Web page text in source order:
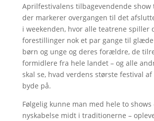
Aprilfestivalens tilbagevendende show
der markerer overgangen til det
i weekenden, hvor alle teatrene spiller
forestillinger nok et par gange til
børn og unge og deres forældre, de
formidlere fra hele landet – og alle
skal se, hvad verdens største festival
byde på.
Følgelig kunne man med hele to shows
nyskabelse midt i traditionerne –